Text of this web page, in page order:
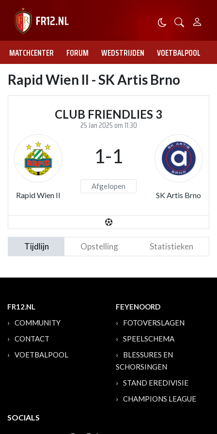
MATCHCENTER FORUM WEDSTRIJDEN VOETBALPOOL
Rapid Wien II - SK Artis Brno
CLUB FRIENDLIES 3
25 Jan 2025 om 11:30
Rapid Wien II
1-1
Afgelopen
SK Artis Brno
Tijdlijn Opstelling Statistieken
FR12.NL
COMMUNITY
CONTACT
VOETBALPOOL
FEYENOORD
FOTOVERSLAGEN
SPEELSCHEMA
BLESSURES EN
SCHORSINGEN
STAND EREDIVISIE
CHAMPIONS LEAGUE
SOCIALS